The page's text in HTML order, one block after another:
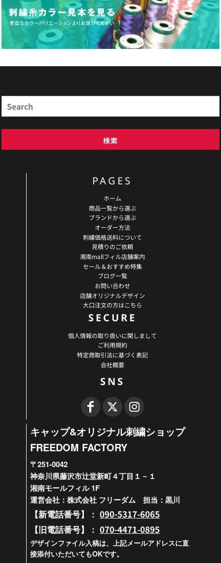
検索
PAGES
ホーム
商品一覧から選ぶ
ブランドから選ぶ
オーダー方法
刺繍価格送料について
見積りのご依頼
湘南mallフィル店舗案内
セール＆おすすめ特集
ブログ一覧
お問い合わせ
店舗オリジナルデザイン
大口注文の方はこちら
SECURE
個人情報の取り扱いに関しまして
ご利用規約
特定商取引法に基づく表記
会社概要
SNS
キャップ&オリジナル刺繍ショップ
FREEDOM FACTORY
〒251-0042
神奈川県藤沢市辻堂新町４丁目１－１
湘南モールフィル 1F
運営会社：株式会社 フリーダム 担当：黒川
【新電話番号】： 090-5317-6065
【旧電話番号】： 070-4471-0895
デザインファイル入稿は、上記メールアドレスに直
接添付いただいてもOKです。